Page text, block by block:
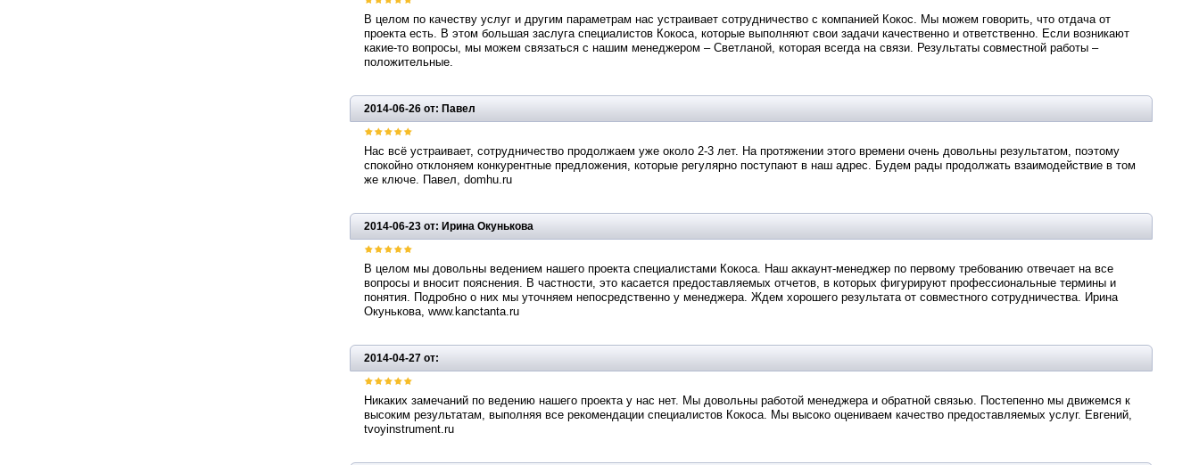
В целом по качеству услуг и другим параметрам нас устраивает сотрудничество с компанией Кокос. Мы можем говорить, что отдача от
проекта есть. В этом большая заслуга специалистов Кокоса, которые выполняют свои задачи качественно и ответственно. Если возникают
какие-то вопросы, мы можем связаться с нашим менеджером – Светланой, которая всегда на связи. Результаты совместной работы –
положительные.
2014-06-26 от: Павел
Нас всё устраивает, сотрудничество продолжаем уже около 2-3 лет. На протяжении этого времени очень довольны результатом, поэтому
спокойно отклоняем конкурентные предложения, которые регулярно поступают в наш адрес. Будем рады продолжать взаимодействие в том
же ключе. Павел, domhu.ru
2014-06-23 от: Ирина Окунькова
В целом мы довольны ведением нашего проекта специалистами Кокоса. Наш аккаунт-менеджер по первому требованию отвечает на все
вопросы и вносит пояснения. В частности, это касается предоставляемых отчетов, в которых фигурируют профессиональные термины и
понятия. Подробно о них мы уточняем непосредственно у менеджера. Ждем хорошего результата от совместного сотрудничества. Ирина
Окунькова, www.kanctanta.ru
2014-04-27 от:
Никаких замечаний по ведению нашего проекта у нас нет. Мы довольны работой менеджера и обратной связью. Постепенно мы движемся к
высоким результатам, выполняя все рекомендации специалистов Кокоса. Мы высоко оцениваем качество предоставляемых услуг. Евгений,
tvoyinstrument.ru